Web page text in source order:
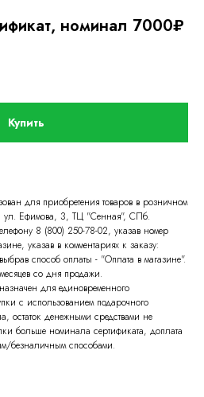
номинал 7000₽
Купить
для приобретения товаров в розничном
ул. Ефимова, 3, ТЦ "Сенная", СПб.
8 (800) 250-78-02, указав номер
указав в комментариях к заказу:
способ оплаты - "Оплата в магазине".
со дня продажи.
для единовременного
с использованием подарочного
остаток денежными средствами не
больше номинала сертификата, доплата
безналичным способами.